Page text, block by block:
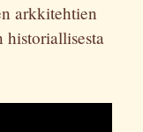
arkkitehtien